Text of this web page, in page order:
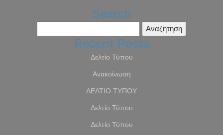
Search
για:
Recent Posts
Δελτίο Τύπου
Ανακοίνωση
ΔΕΛΤΙΟ ΤΥΠΟΥ
Δελτίο Τύπου
Δελτίο Τύπου